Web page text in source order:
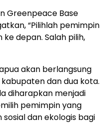
Greenpeace Base
“Pilihlah pemimpin
depan. Salah pilih,
akan berlangsung
dan dua kota.
diharapkan menjadi
pemimpin yang
dan ekologis bagi